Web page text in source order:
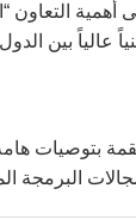
التعاون
عالياً بين
بتوصيات
البرمجة